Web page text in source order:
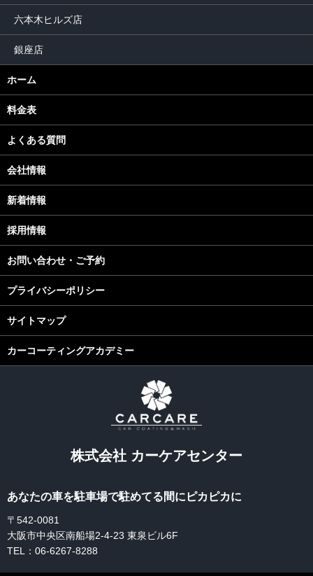
六本木ヒルズ店
銀座店
ホーム
料金表
よくある質問
会社情報
新着情報
採用情報
お問い合わせ・ご予約
プライバシーポリシー
サイトマップ
カーコーティングアカデミー
株式会社 カーケアセンター
あなたの車を駐車場で駐めてる間にピカピカに
〒542-0081
大阪市中央区南船場2-4-23 東泉ビル6F
TEL：06-6267-8288